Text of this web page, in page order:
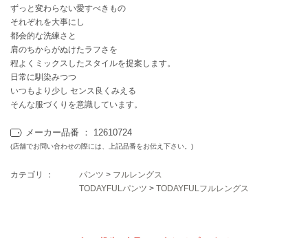
emmi atelier
エミ アトリエ
emmi yoga
エミヨガ
ETRÉ TOKYO
ey
アイ
ずっと変わらない愛すべきもの
それぞれを大事にし
都会的な洗練さと
肩のちからがぬけたラフさを
程よくミックスしたスタイルを提案します。
日常に馴染みつつ
いつもより少し センス良くみえる
そんな服づくりを意識しています。
メーカー品番 ： 12610724
(店舗でお問い合わせの際には、上記品番をお伝え下さい。)
カテゴリ ： パンツ > フルレングス
TODAYFULパンツ > TODAYFULフルレングス